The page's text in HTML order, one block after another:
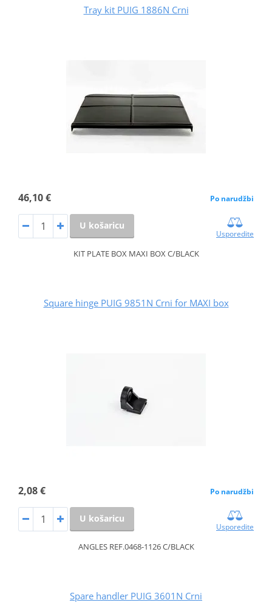
Tray kit PUIG 1886N Crni
46,10 € Po narudžbi
U košaricu
Usporedite
KIT PLATE BOX MAXI BOX C/BLACK
Square hinge PUIG 9851N Crni for MAXI box
2,08 € Po narudžbi
U košaricu
Usporedite
ANGLES REF.0468-1126 C/BLACK
Spare handler PUIG 3601N Crni